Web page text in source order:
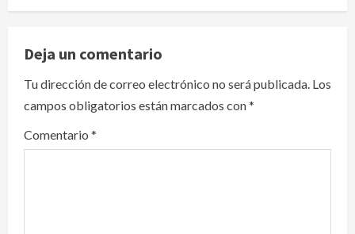
a
v
i
g
a
Deja un comentario
Tu dirección de correo electrónico no será publicada. Los
campos obligatorios están marcados con*
Comentario *